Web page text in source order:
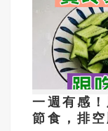
一週有感
節食，排